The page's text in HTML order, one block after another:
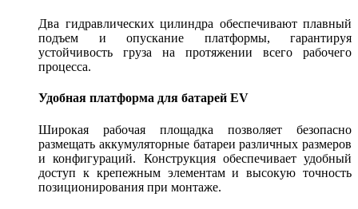
Два гидравлических цилиндра обеспечивают плавный
подъем и опускание платформы, гарантируя
устойчивость груза на протяжении всего рабочего
процесса.
Удобная платформа для батарей EV
Широкая рабочая площадка позволяет безопасно
размещать аккумуляторные батареи различных размеров
и конфигураций. Конструкция обеспечивает удобный
доступ к крепежным элементам и высокую точность
позиционирования при монтаже.